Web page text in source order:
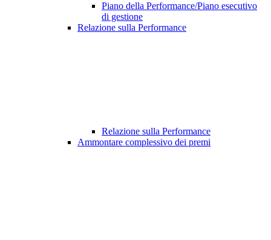
Piano della Performance/Piano esecutivo
di gestione
Relazione sulla Performance
Relazione sulla Performance
Ammontare complessivo dei premi